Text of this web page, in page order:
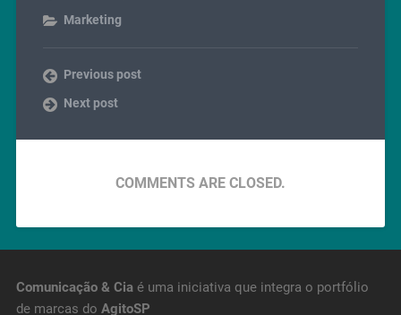
Marketing
Previous post
Next post
COMMENTS ARE CLOSED.
Comunicação & Ciaé uma iniciativa que integra o portfólio
de marcas do AgitoSP